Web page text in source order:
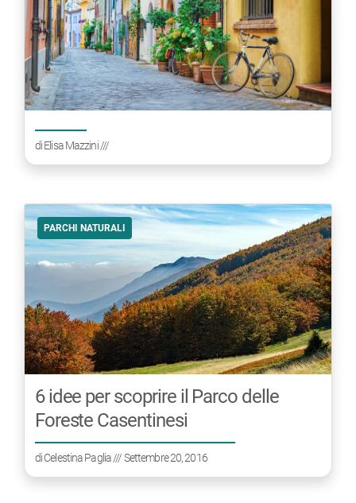
diElisa Mazzini///
PARCHI NATURALI
6 idee per scoprire il Parco delle
Foreste Casentinesi
diCelestina Paglia/// Settembre 20, 2016